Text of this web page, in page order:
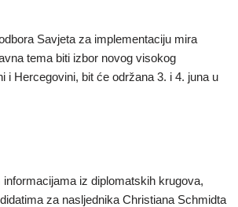
Savjeta za implementaciju mira
tema biti izbor novog visokog
i Hercegovini, bit će održana 3. i 4. juna u
iz diplomatskih krugova,
za nasljednika Christiana Schmidta